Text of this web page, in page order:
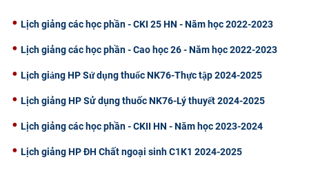
Lịch giảng các học phần - CKI 25 HN - Năm học 2022-2023
Lịch giảng các học phần - Cao học 26 - Năm học 2022-2023
Lịch giảng HP Sử dụng thuốc NK76-Thực tập 2024-2025
Lịch giảng HP Sử dụng thuốc NK76-Lý thuyết 2024-2025
Lịch giảng các học phần - CKII HN - Năm học 2023-2024
Lịch giảng HP ĐH Chất ngoại sinh C1K1 2024-2025